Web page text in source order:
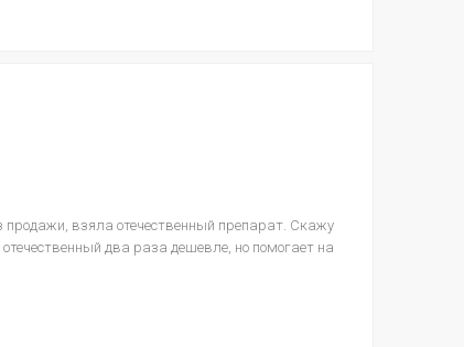
продажи, взяла отечественный препарат. Скажу
два раза дешевле, но помогает на